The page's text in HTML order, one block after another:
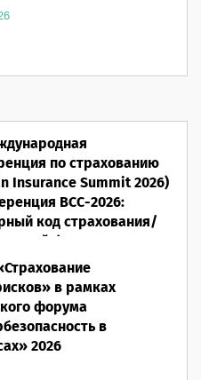
по страхованию
Insurance Summit 2026)
ВСС-2026:
код страхования/
фактор»
в рамках
форума
в
2026